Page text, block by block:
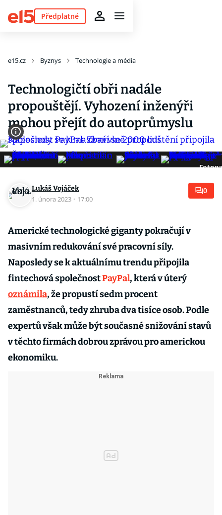
Předplatné
e15.cz Byznys Technologie a média
Technologičtí obři nadále
propouštějí. Vyhození inženýři
mohou přejít do autoprůmyslu
Lukáš Vojáček
1. února 2023 · 17:00
0
Americké technologické giganty pokračují v
masivním redukování své pracovní síly.
Naposledy se k aktuálnímu trendu připojila
fintechová společnostPayPal, která v úterý
oznámila, že propustí sedm procent
zaměstnanců, tedy zhruba dva tisíce osob. Podle
expertů však může být současné snižování stavů
v těchto firmách dobrou zprávou pro americkou
ekonomiku.